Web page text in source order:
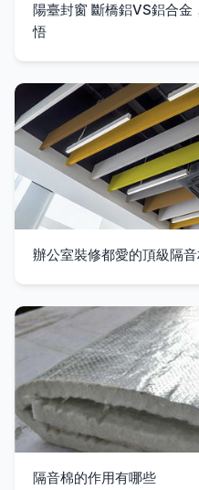
陽臺封窗 斷橋鋁VS鋁合金
悟
辦公室裝修都愛的頂級隔
隔音棉的作用有哪些